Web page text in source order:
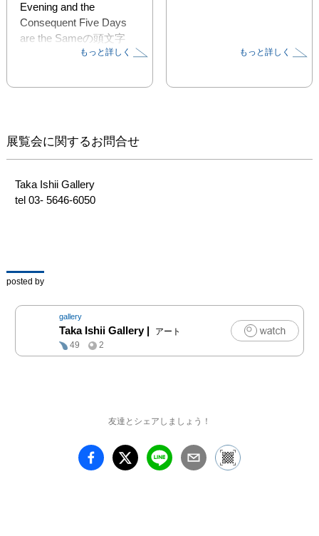
Evening and the
Consequent Five Days
are the Sameの頭文字
〔直訳：ひとつの夕べ
じです〕）が開催されま
た9 月14 日の展覧会オー
プニングには、それぞれ
趣向が異なりながらも一
部重なり合う3 つのパフ
史門、森大志郎、高橋ア
キ、サージ・チェレプニ
ン、上崎千
荒川医はニューヨークを
拠点とする現代美術家。
するグラフィック・デザ
高橋アキは東京を拠点と
するピアニスト。
もっと詳しく もっと詳しく
展覧会に関するお問合せ
Taka Ishii Gallery
tel 03- 5646-6050
posted by
gallery
Taka Ishii Gallery|
アート
49
2
友達とシェアしましょう！